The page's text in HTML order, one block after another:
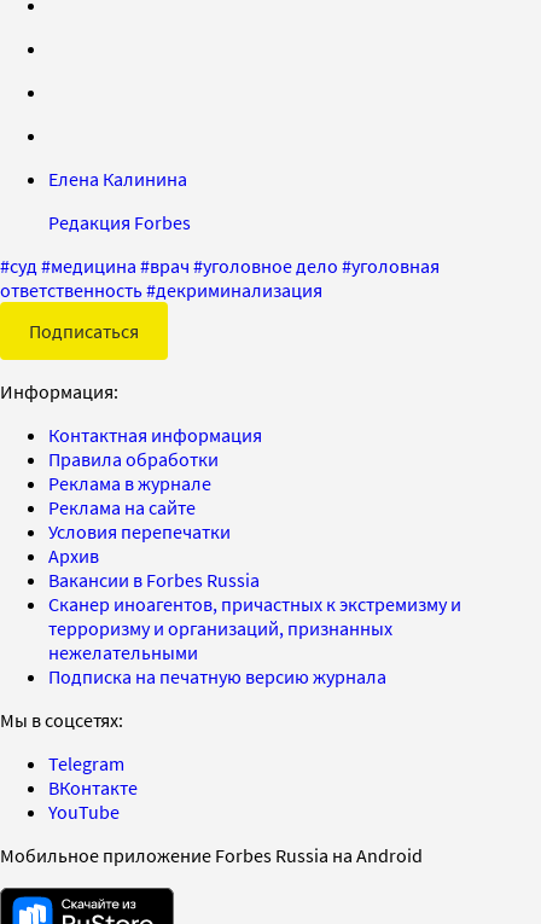
Елена Калинина
Редакция Forbes
#суд#медицина #врач #уголовное дело #уголовная
ответственность#декриминализация
Подписаться
Информация:
Контактная информация
Правила обработки
Реклама в журнале
Реклама на сайте
Условия перепечатки
Архив
Вакансии в Forbes Russia
Сканер иноагентов, причастных к экстремизму и
терроризму и организаций, признанных
нежелательными
Подписка на печатную версию журнала
Мы в соцсетях:
Telegram
ВКонтакте
YouTube
Мобильное приложение Forbes Russia на Android